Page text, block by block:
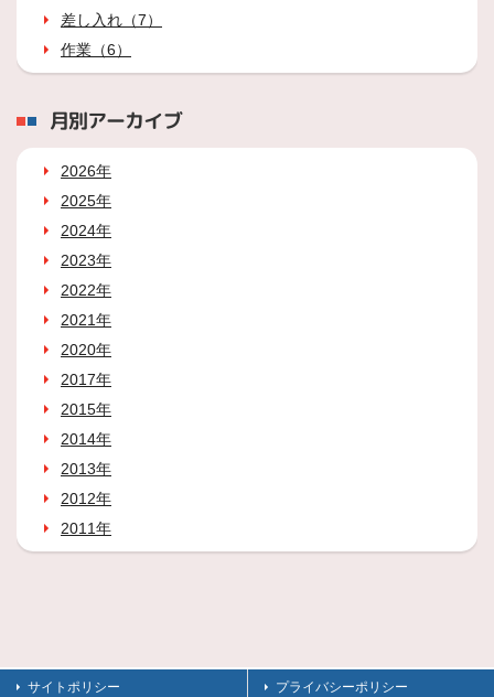
差し入れ（7）
作業（6）
月別アーカイブ
2026年
2025年
2024年
2023年
2022年
2021年
2020年
2017年
2015年
2014年
2013年
2012年
2011年
サイトポリシー プライバシーポリシー